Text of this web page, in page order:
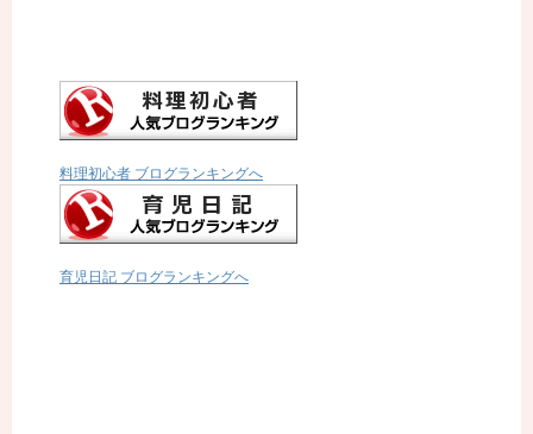
料理初心者 ブログランキングへ
育児日記 ブログランキングへ